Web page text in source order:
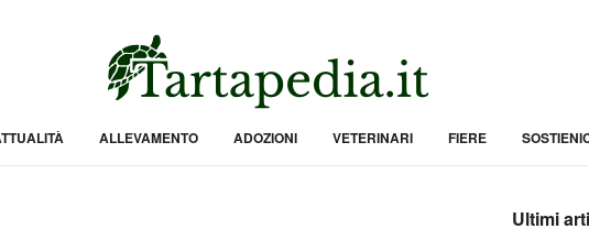
ALLEVAMENTO ADOZIONI VETERINARI FIERE
Ultimi